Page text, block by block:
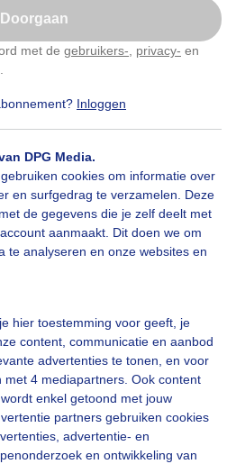
Doorgaan
met de gebruikers- privacy- en
Inloggen
DPG Media.
cookies om informatie over
en surfgedrag te verzamelen. Deze
de gegevens die je zelf deelt met
aanmaakt. Dit doen we om
te analyseren en onze websites en
hier toestemming voor geeft, je
content, communicatie en aanbod
advertenties te tonen, en voor
met 4 mediapartners. Ook content
enkel getoond met jouw
partners gebruiken cookies
advertentie- en
en ontwikkeling van
geduld aub...
dit aan te passen